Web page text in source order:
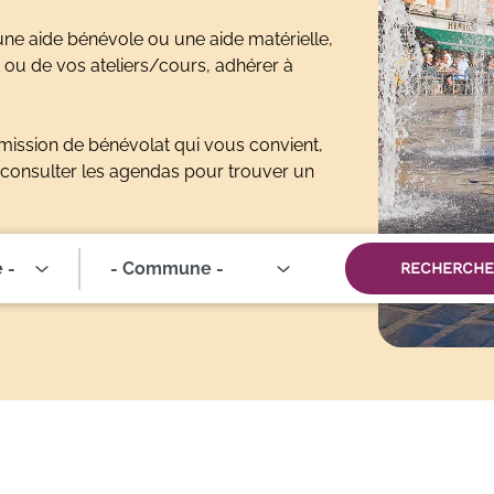
aide bénévole ou une aide matérielle,
de vos ateliers/cours, adhérer à
de bénévolat qui vous convient,
les agendas pour trouver un
-